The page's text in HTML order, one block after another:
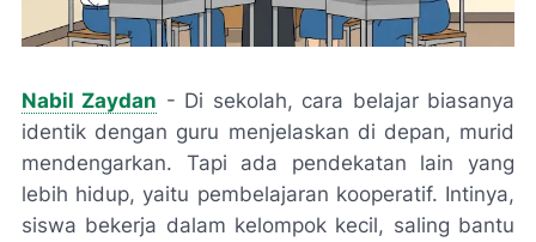
Nabil Zaydan - Di sekolah, cara belajar biasanya
identik dengan guru menjelaskan di depan, murid
mendengarkan. Tapi ada pendekatan lain yang
lebih hidup, yaitu pembelajaran kooperatif. Intinya,
siswa bekerja dalam kelompok kecil, saling bantu